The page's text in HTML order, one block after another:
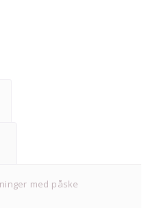
med påske